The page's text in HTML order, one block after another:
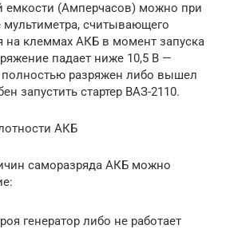
емкости (Амперчасов) можно при
считывающего
на клеммах АКБ в момент запуска
падает ниже 10,5 В —
полностью разряжен либо вышел
запустить стартер ВАЗ-2110.
АКБ
саморазряда АКБ можно
генератор либо не работает